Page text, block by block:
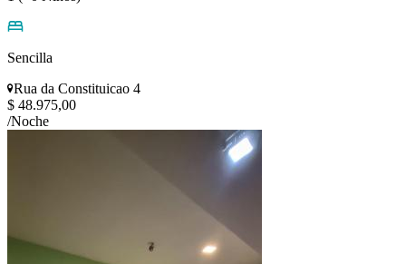
Sencilla
Rua da Constituicao 4
$ 48.975,00
/Noche